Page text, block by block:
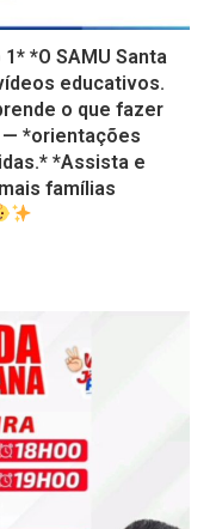
*O SAMU Santa
educativos.
o que fazer
— *orientações
*Assista e
famílias